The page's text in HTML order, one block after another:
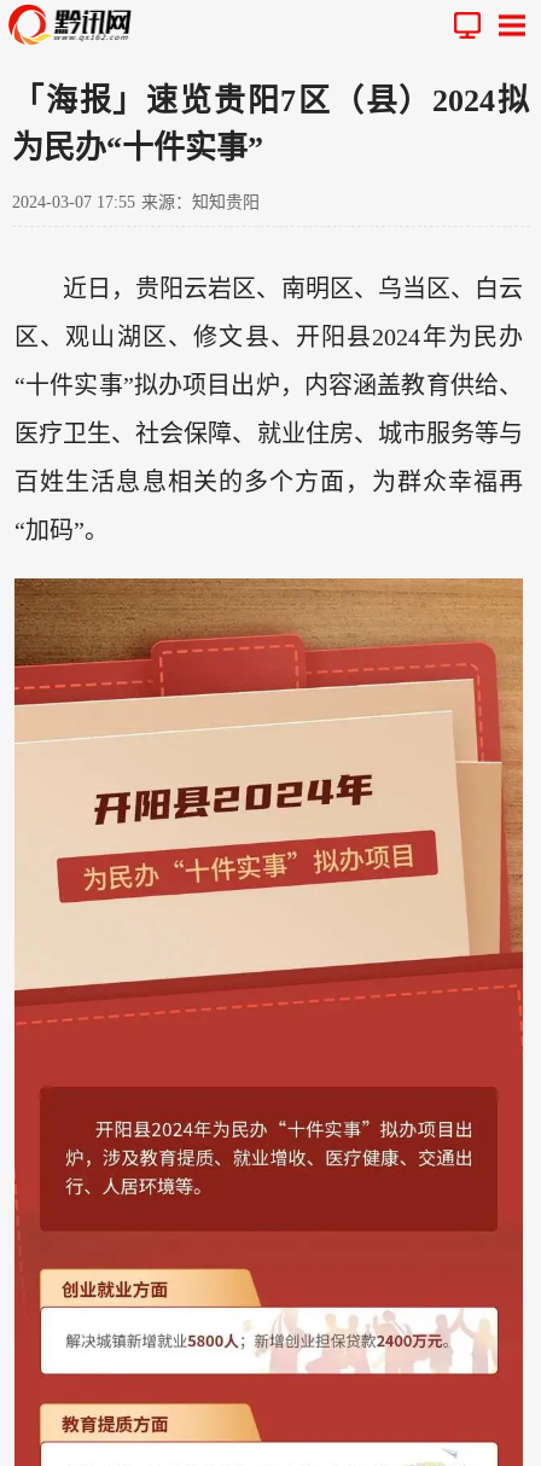
「海报」速览贵阳7区（县）2024拟
为民办“十件实事”
2024-03-07 17:55 来源：知知贵阳
近日，贵阳云岩区、南明区、乌当区、白云
区、观山湖区、修文县、开阳县2024年为民办
“十件实事”拟办项目出炉，内容涵盖教育供给、
医疗卫生、社会保障、就业住房、城市服务等与
百姓生活息息相关的多个方面，为群众幸福再
“加码”。